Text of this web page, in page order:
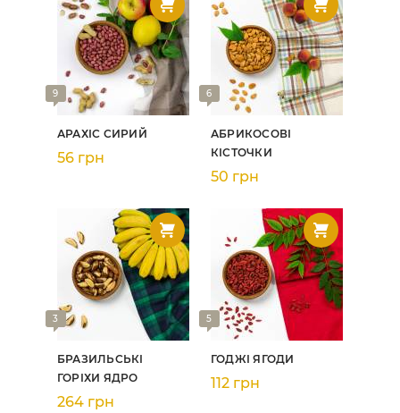
9
АРАХІС СИРИЙ
56 грн
6
АБРИКОСОВІ
КІСТОЧКИ
50 грн
3
БРАЗИЛЬСЬКІ
ГОРІХИ ЯДРО
264 грн
5
ГОДЖІ ЯГОДИ
112 грн